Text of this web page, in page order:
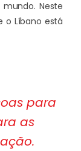
Neste
o Líbano está
para
as